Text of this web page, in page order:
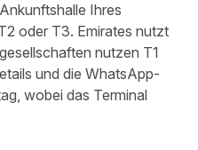
Ihres
oder T3. Emirates nutzt
nutzen T1
und die WhatsApp-
wobei das Terminal